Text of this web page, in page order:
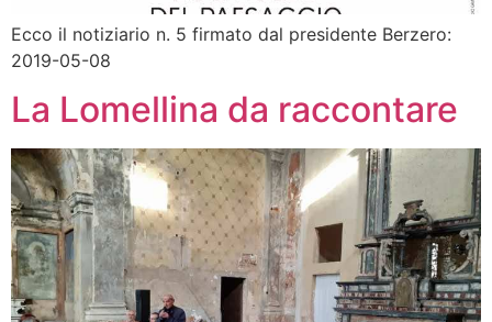
Ecco il notiziario n. 5 firmato dal presidente Berzero:
2019-05-08
La Lomellina da raccontare